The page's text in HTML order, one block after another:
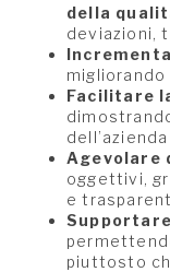
della
deviazioni,
Facilitare
Agevolare
oggettivi,
e
piuttosto